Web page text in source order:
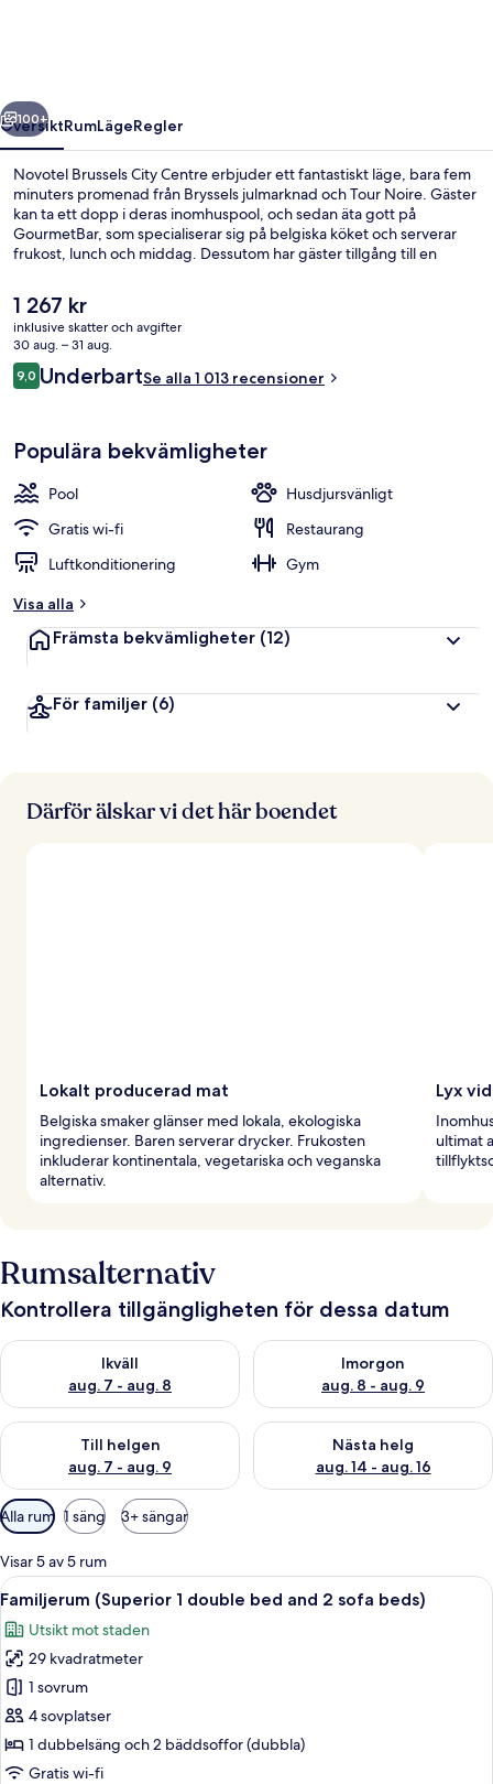
Nästa
100+
ÖversiktRumLägeRegler
Novotel Brussels City Centre erbjuder ett fantastiskt läge, bara fem
minuters promenad från Bryssels julmarknad och Tour Noire. Gäster
kan ta ett dopp i deras inomhuspool, och sedan äta gott på
GourmetBar, som specialiserar sig på belgiska köket och serverar
frukost, lunch och middag. Dessutom har gäster tillgång till en
personalen och läget brukar uppskattas av våra resenärer.
Kollektivtrafik finns i närheten. Till Bourse-Beurs tunnelbanestation
tar det 4 minuter att gå och till Sainte Catherine-Sint Katelijne
tunnelbanestation är det 4 minuter.
Det
nuvarande
priset
är
1 267 kr
1 267 kr
inklusive skatter och avgifter
30 aug. – 31 aug.
Recensioner
9,09,0 av 10,
UnderbartSe alla 1 013 recensioner
Populära bekvämligheter
Pool
Husdjursvänligt
Gratis wi-fi
Restaurang
Luftkonditionering
Gym
Visa alla
Främsta bekvämligheter (12)
För familjer (6)
Därför älskar vi det här boendet
Lokalt producerad mat
Belgiska smaker glänser med lokala, ekologiska
ingredienser. Baren serverar drycker. Frukosten
inkluderar kontinentala, vegetariska och veganska
alternativ.
Lyx
ultimat
Rumsalternativ
Kontrollera tillgängligheten för dessa datum
Ikväll
aug. 7 - aug. 8
Kontrollera tillgängligheten för ikväll aug. 7 - aug. 8
Imorgon
aug. 8 - aug. 9
Kontrollera tillgängligheten
Till helgen
aug. 7 - aug. 9
Kontrollera tillgängligheten för den här helgen aug. 7 - aug. 9
Nästa helg
aug. 14 - aug. 16
Kontrollera tillgängligheten
Tillgängliga
filter
för
rum
Alla rum 1 säng 3+ sängar
Visar 5 av 5 rum
Öppna
alla
foton
för
Familjerum
(Superior
1
double
Ett hotellrum med en stor säng, ett
8
Familjerum (Superior 1 double bed and 2 sofa beds)
Utsikt mot staden
29 kvadratmeter
1 sovrum
4 sovplatser
1 dubbelsäng och 2 bäddsoffor (dubbla)
Gratis wi-fi